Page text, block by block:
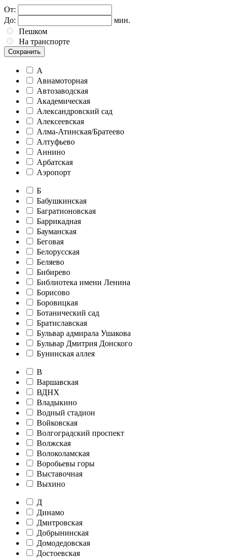
От:
До:
мин.
Пешком
На транспорте
Сохранить
А
Авиамоторная
Автозаводская
Академическая
Александровский сад
Алексеевская
Алма-Атинская/Братеево
Алтуфьево
Аннино
Арбатская
Аэропорт
Б
Бабушкинская
Багратионовская
Баррикадная
Бауманская
Беговая
Белорусская
Беляево
Бибирево
Библиотека имени Ленина
Борисово
Боровицкая
Ботанический сад
Братиславская
Бульвар адмирала Ушакова
Бульвар Дмитрия Донского
Бунинская аллея
В
Варшавская
ВДНХ
Владыкино
Водный стадион
Войковская
Волгоградский проспект
Волжская
Волоколамская
Воробьевы горы
Выставочная
Выхино
Д
Динамо
Дмитровская
Добрынинская
Домодедовская
Достоевская